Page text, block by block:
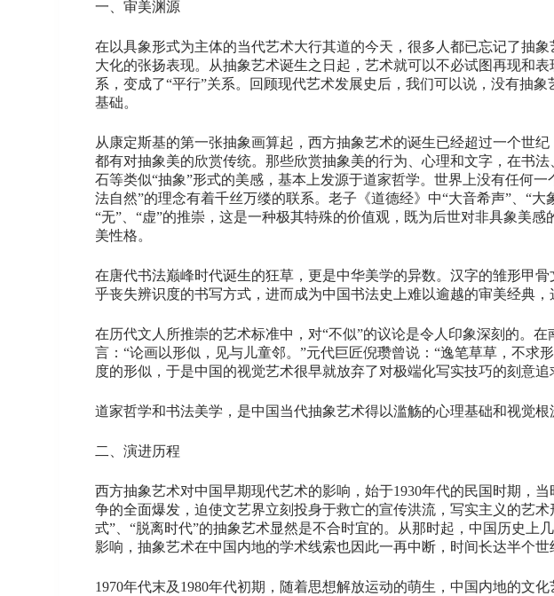
一、审美渊源
在以具象形式为主体的当代艺术大行其道的今天，很多人都已忘记了抽
大化的张扬表现。从抽象艺术诞生之日起，艺术就可以不必试图再现和
系，变成了“平行”关系。回顾现代艺术发展史后，我们可以说，没有抽
基础。
从康定斯基的第一张抽象画算起，西方抽象艺术的诞生已经超过一个世
都有对抽象美的欣赏传统。那些欣赏抽象美的行为、心理和文字，在书
石等类似“抽象”形式的美感，基本上发源于道家哲学。世界上没有任何
法自然”的理念有着千丝万缕的联系。老子《道德经》中“大音希声”、“大
“无”、“虚”的推崇，这是一种极其特殊的价值观，既为后世对非具象美
美性格。
在唐代书法巅峰时代诞生的狂草，更是中华美学的异数。汉字的雏形甲
乎丧失辨识度的书写方式，进而成为中国书法史上难以逾越的审美经典，
在历代文人所推崇的艺术标准中，对“不似”的议论是令人印象深刻的。
言：“论画以形似，见与儿童邻。”元代巨匠倪瓒曾说：“逸笔草草，不求
度的形似，于是中国的视觉艺术很早就放弃了对极端化写实技巧的刻意追
道家哲学和书法美学，是中国当代抽象艺术得以滥觞的心理基础和视觉
二、演进历程
西方抽象艺术对中国早期现代艺术的影响，始于1930年代的民国时期，
争的全面爆发，迫使文艺界立刻投身于救亡的宣传洪流，写实主义的艺
式”、“脱离时代”的抽象艺术显然是不合时宜的。从那时起，中国历史
影响，抽象艺术在中国内地的学术线索也因此一再中断，时间长达半个世
1970年代末及1980年代初期，随着思想解放运动的萌生，中国内地的文